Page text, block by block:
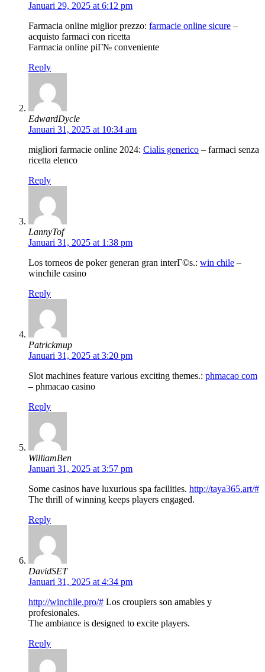
Januari 29, 2025 at 6:12 pm
Farmacia online miglior prezzo: farmacie online sicure –
acquisto farmaci con ricetta
Farmacia online piГ№ conveniente
Reply
EdwardDycle
Januari 31, 2025 at 10:34 am
migliori farmacie online 2024: Cialis generico – farmaci senza
ricetta elenco
Reply
LannyTof
Januari 31, 2025 at 1:38 pm
Los torneos de poker generan gran interГ©s.: win chile –
winchile casino
Reply
Patrickmup
Januari 31, 2025 at 3:20 pm
Slot machines feature various exciting themes.: phmacao com
– phmacao casino
Reply
WilliamBen
Januari 31, 2025 at 3:57 pm
Some casinos have luxurious spa facilities. http://taya365.art/#
The thrill of winning keeps players engaged.
Reply
DavidSET
Januari 31, 2025 at 4:34 pm
http://winchile.pro/# Los croupiers son amables y
profesionales.
The ambiance is designed to excite players.
Reply